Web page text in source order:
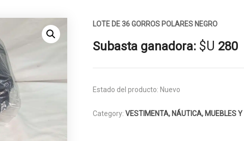
LOTE DE 36 GORROS POLARES NEGRO
Subasta ganadora:$U 280
Estado del producto: Nuevo
Category: VESTIMENTA, NÁUTICA, MUEBLES